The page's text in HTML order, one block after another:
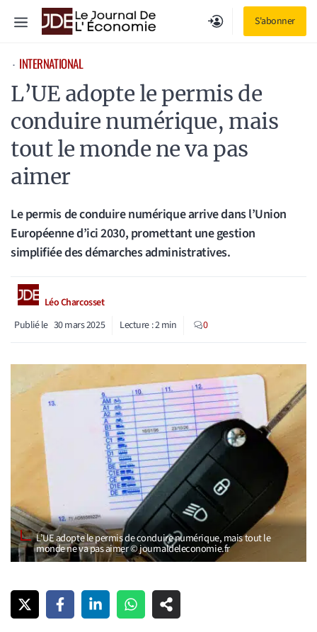
S'abonner
Menu
⋅ INTERNATIONAL
L’UE adopte le permis de
conduire numérique, mais
tout le monde ne va pas
aimer
Le permis de conduire numérique arrive dans l’Union
Européenne d’ici 2030, promettant une gestion
simplifiée des démarches administratives.
Léo Charcosset
Publié le 30 mars 2025 Lecture :2min 0
L’UE adopte le permis de conduire numérique, mais tout le
monde ne va pas aimer © journaldeleconomie.fr